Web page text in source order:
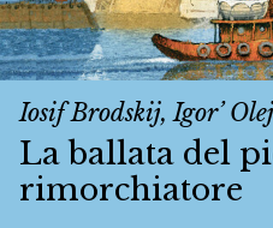
Iosif Brodskij, Igor’
La ballata del
rimorchiatore